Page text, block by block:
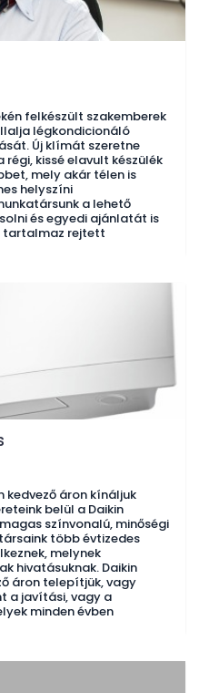
felkészült szakemberek
légkondicionáló
Új klímát szeretne
kissé elavult készülék
mely akár télen is
helyszíni
a lehető
és egyedi ajánlatát is
tartalmaz rejtett
kedvező áron kínáljuk
belül a Daikin
színvonalú, minőségi
több évtizedes
melynek
hivatásuknak. Daikin
áron telepítjük, vagy
a javítási, vagy a
minden évben